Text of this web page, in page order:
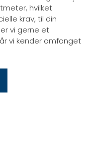
hvilket
krav, til din
vi gerne et
vi kender omfanget